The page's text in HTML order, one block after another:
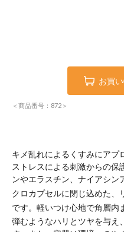
お買
＜商品番号：872＞
キメ乱れによるくすみにアプ
ストレスによる刺激からの
ンやエラスチン、ナイアシン
クロカプセルに閉じ込めた、
です。軽いつけ心地で角層内
弾むようなハリとツヤを与え